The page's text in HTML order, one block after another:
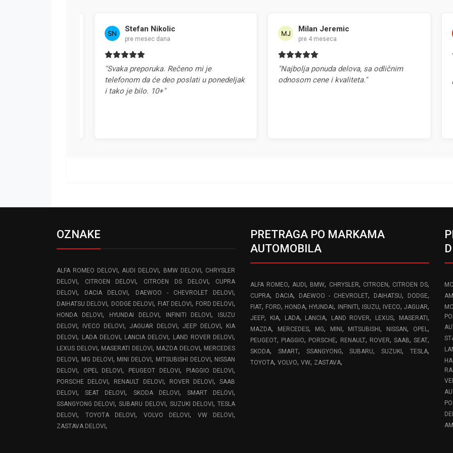
Stefan Nikolic
pre mesec dana
"Svaka preporuka. Rečeno mi je
telefonom da će deo poslati u ponedeljak
i tako je bilo. 10+"
Milan Jeremic
pre 4 meseca
"Najbolja ponuda delova, sa odličnim
odnosom cene i kvaliteta."
OZNAKE
ALFA ROMEO DELOVI ,AUDI DELOVI, BMW DELOVI , CHRYSLER
DELOVI , CITROEN DELOVI, CITROEN DS DELOVI ,
CUPRA
DELOVI , DACIA DELOVI, DAEWOO - CHEVROLET DELOVI,
DAIHATSU DELOVI, DODGE DELOVI, FIAT DELOVI, FORD DELOVI,
HONDA DELOVI , HYUNDAI DELOVI , INFINITI DELOVI,
ISUZU
DELOVI , IVECO DELOVI ,JAGUAR DELOVI ,JEEP DELOVI ,
KIA
DELOVI , LADA DELOVI , LANCIA DELOVI, LAND ROVER DELOVI,
LEXUS DELOVI , MASERATI DELOVI , MAZDA DELOVI , MERCEDES
DELOVI , MG DELOVI , MINI DELOVI, MITSUBISHI DELOVI , NISSAN
DELOVI , OPEL DELOVI, PEUGEOT DELOVI , PIAGGIO DELOVI,
PORSCHE DELOVI, RENAULT DELOVI , ROVER DELOVI,SAAB
DELOVI ,SEAT DELOVI, SKODA DELOVI ,SMART DELOVI,
SSANGYONG DELOVI,SUBARU DELOVI , SUZUKI DELOVI,TESLA
DELOVI , TOYOTA DELOVI, VOLVO DELOVI, VW DELOVI,
ZASTAVA DELOVI ,
PRETRAGA PO MARKAMA
AUTOMOBILA
ALFA ROMEO,AUDI, BMW, CHRYSLER, CITROEN, CITROEN DS,
CUPRA, DACIA, DAEWOO - CHEVROLET, DAIHATSU, DODGE,
FIAT, FORD, HONDA, HYUNDAI, INFINITI , ISUZU, IVECO, JAGUAR,
JEEP, KIA, LADA, LANCIA, LAND ROVER, LEXUS, MASERATI ,
MAZDA, MERCEDES, MG, MINI , MITSUBISHI, NISSAN, OPEL,
PEUGEOT, PIAGGIO, PORSCHE, RENAULT, ROVER, SAAB, SEAT,
SKODA, SMART, SSANGYONG,SUBARU,SUZUKI, TESLA,
TOYOTA,VOLVO,VW, ZASTAVA,